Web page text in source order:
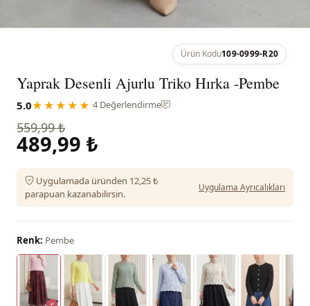
Ürün Kodu109-0999-R20
Yaprak Desenli Ajurlu Triko Hırka -Pembe
5.0★★★★★ ·4 Değerlendirme
559,99 ₺
489,99 ₺
Uygulamada üründen 12,25 ₺
parapuan kazanabilirsin.
Uygulama Ayrıcalıkları
Renk: Pembe